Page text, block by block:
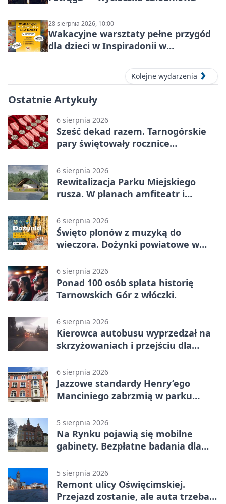
28 sierpnia 2026, 10:00
Wakacyjne warsztaty pełne przygód
dla dzieci w Inspiradonii w
Kolejne wydarzenia
Ostatnie Artykuły
6 sierpnia 2026
Sześć dekad razem. Tarnogórskie
pary świętowały rocznice
6 sierpnia 2026
Rewitalizacja Parku Miejskiego
rusza. W planach amfiteatr i
6 sierpnia 2026
Święto plonów z muzyką do
wieczora. Dożynki powiatowe w
6 sierpnia 2026
Ponad 100 osób splata historię
Tarnowskich Gór z włóczki.
6 sierpnia 2026
Kierowca autobusu wyprzedzał na
skrzyżowaniach i przejściu dla
6 sierpnia 2026
Jazzowe standardy Henry’ego
Manciniego zabrzmią w parku
5 sierpnia 2026
Na Rynku pojawią się mobilne
gabinety. Bezpłatne badania dla
5 sierpnia 2026
Remont ulicy Oświęcimskiej.
Przejazd zostanie, ale auta trzeba